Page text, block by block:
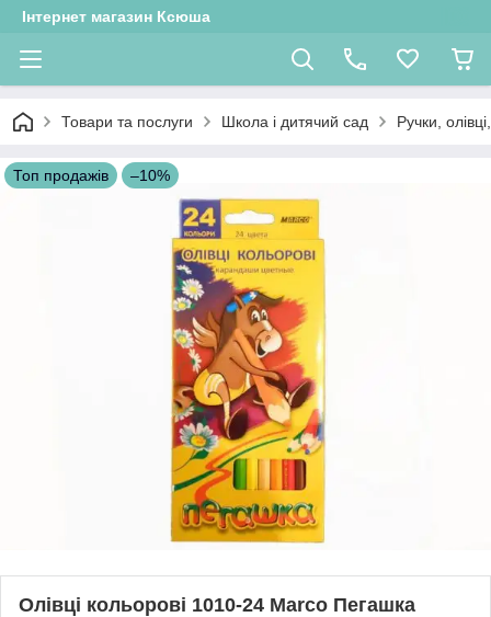
Інтернет магазин Ксюша
Товари та послуги Школа і дитячий сад Ручки,
Топ продажів –10%
Олівці кольорові 1010-24 Marco Пегашка